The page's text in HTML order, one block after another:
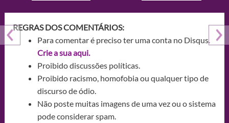
REGRAS DOS COMENTÁRIOS:
Para comentar é preciso ter uma conta no Disqus.
Crie a sua aqui.
Proibido discussões políticas.
Proibido racismo, homofobia ou qualquer tipo de
discurso de ódio.
Não poste muitas imagens de uma vez ou o sistema
pode considerar spam.